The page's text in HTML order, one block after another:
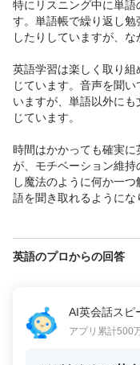
特にリスニング中に単
す。単語帳で繰り返し勉
したりしていますが、な
英語学習は楽しく取り
じています。音声を聞
いますが、単語以外に
じています。
時間はかかっても確実
が、モチベーション維
し魔法のように何か一
語を聞き取れるようにな
英語のプロからの回答
AI英会話スピ
アプリ累計500